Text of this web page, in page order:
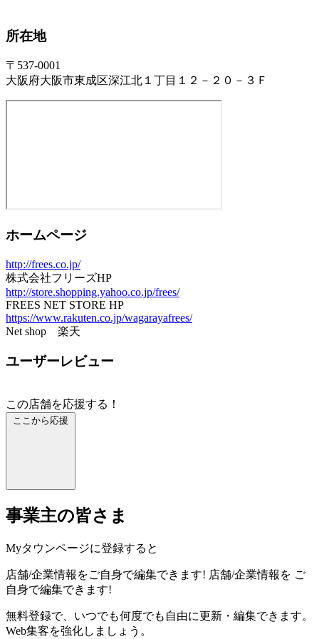
所在地
〒537-0001
大阪府大阪市東成区深江北１丁目１２－２０－３Ｆ
ホームページ
http://frees.co.jp/
株式会社フリーズHP
http://store.shopping.yahoo.co.jp/frees/
FREES NET STORE HP
https://www.rakuten.co.jp/wagarayafrees/
Net shop 楽天
ユーザーレビュー
この店舗を応援する！
ここから応援
事業主の皆さま
Myタウンページに登録すると
店舗/企業情報をご自身で編集できます! 店舗/企業情報を ご
自身で編集できます!
無料登録で、いつでも何度でも自由に更新・編集できます。
Web集客を強化しましょう。